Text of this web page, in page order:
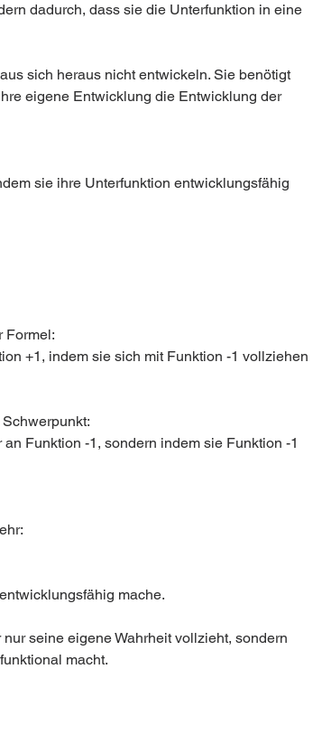
dadurch, dass sie die Unterfunktion in eine
sich heraus nicht entwickeln. Sie benötigt
eigene Entwicklung die Entwicklung der
sie ihre Unterfunktion entwicklungsfähig
Formel:
+1, indem sie sich mit Funktion -1 vollziehen
Funktion -1, sondern indem sie Funktion -1
mache.
seine eigene Wahrheit vollzieht, sondern
macht.